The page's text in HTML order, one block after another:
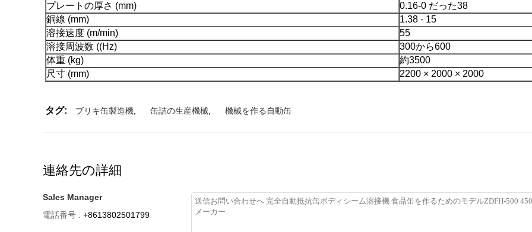
プレートの厚さ (mm)
0.16-0 だった38
銅線 (mm)
1.38 - 15
溶接速度 (m/min)
55
溶接周波数 ((Hz)
300から600
体重 (kg)
約3500
尺寸 (mm)
2200 × 2000 × 2000
タグ: ブリキ缶製造機 缶詰の生産機械 機械を作る自動缶
連絡先の詳細
Sales Manager
電話番号 : +8613802501799